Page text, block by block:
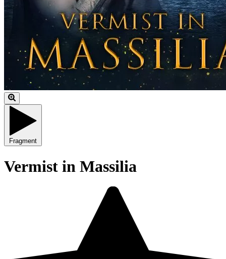
Fragment
Vermist in Massilia